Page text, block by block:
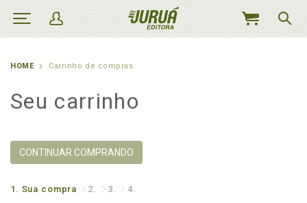
MEU
HOME Carrinho de compras
Seu carrinho
CONTINUAR COMPRANDO
1. Sua compra 2. 3. 4.